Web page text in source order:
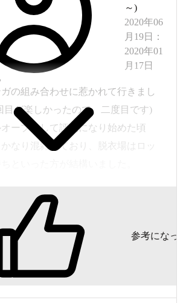
～)
2020年06
月19日
：
2020年01
月17日
の組み合わせに惹かれて行きまし
目が楽しかったので、二度目です)
ープンして評判になり始めた頃
なり混雑しており、脱衣場はロッ
からず、マンガを探したり、別の本
行く時に、毎回コートや荷物を持っ
ょっと面倒でした。
も良く、泥パックなどもあって良
参考になった